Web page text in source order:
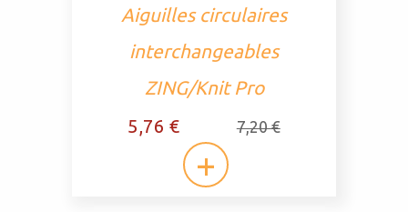
Aiguilles circulaires
interchangeables
ZING/Knit Pro
5,76 €
7,20 €